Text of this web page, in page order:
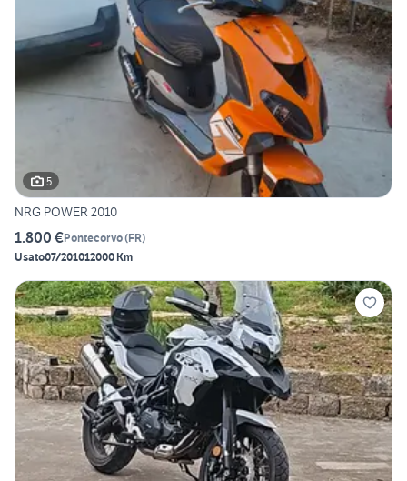
5
NRG POWER 2010
1.800 €Pontecorvo(FR)
Usato07/201012000 Km